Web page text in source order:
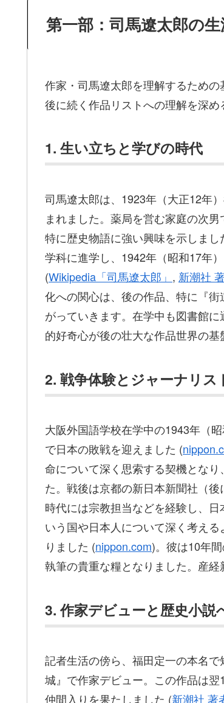
第一部：司馬遼太郎の
作家・司馬遼太郎を理解するための
後に続く作品リストへの理解を深め
1. 生い立ちと学びの時代
司馬遼太郎は、1923年（大正12年
まれました。薬局を営む家庭の次男
特に歴史物語に強い興味を示しま
学科に進学し、1942年（昭和17年
(Wikipedia「司馬遼太郎」 , 新潮社
化への関心は、後の作品、特に『
がっていきます。在学中も図書館
的好奇心が後の壮大な作品世界の基
2. 戦争体験とジャーナリス
大阪外国語学校在学中の1943年（
で日本の敗戦を迎えました (
命について深く思索する契機とな
た。戦後は京都の新日本新聞社（
時代には宗教担当などを経験し、
いう国や日本人について深く考え
りました (nippon.com)。彼は10年
執筆の貴重な糧となりました。産経
3. 作家デビューと歴史小説
記者生活の傍ら、福田定一の本名
城』で作家デビュー。この作品は
仲間入りを果たしました (新潮社 著